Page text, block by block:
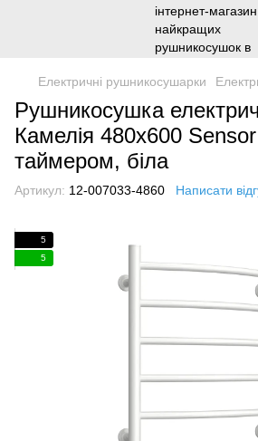
Електричні рушникосушарки
Рушникосушка
Камелія 480х600
таймером, біла
Артикул: 12-007033-4860 Написати
5
5